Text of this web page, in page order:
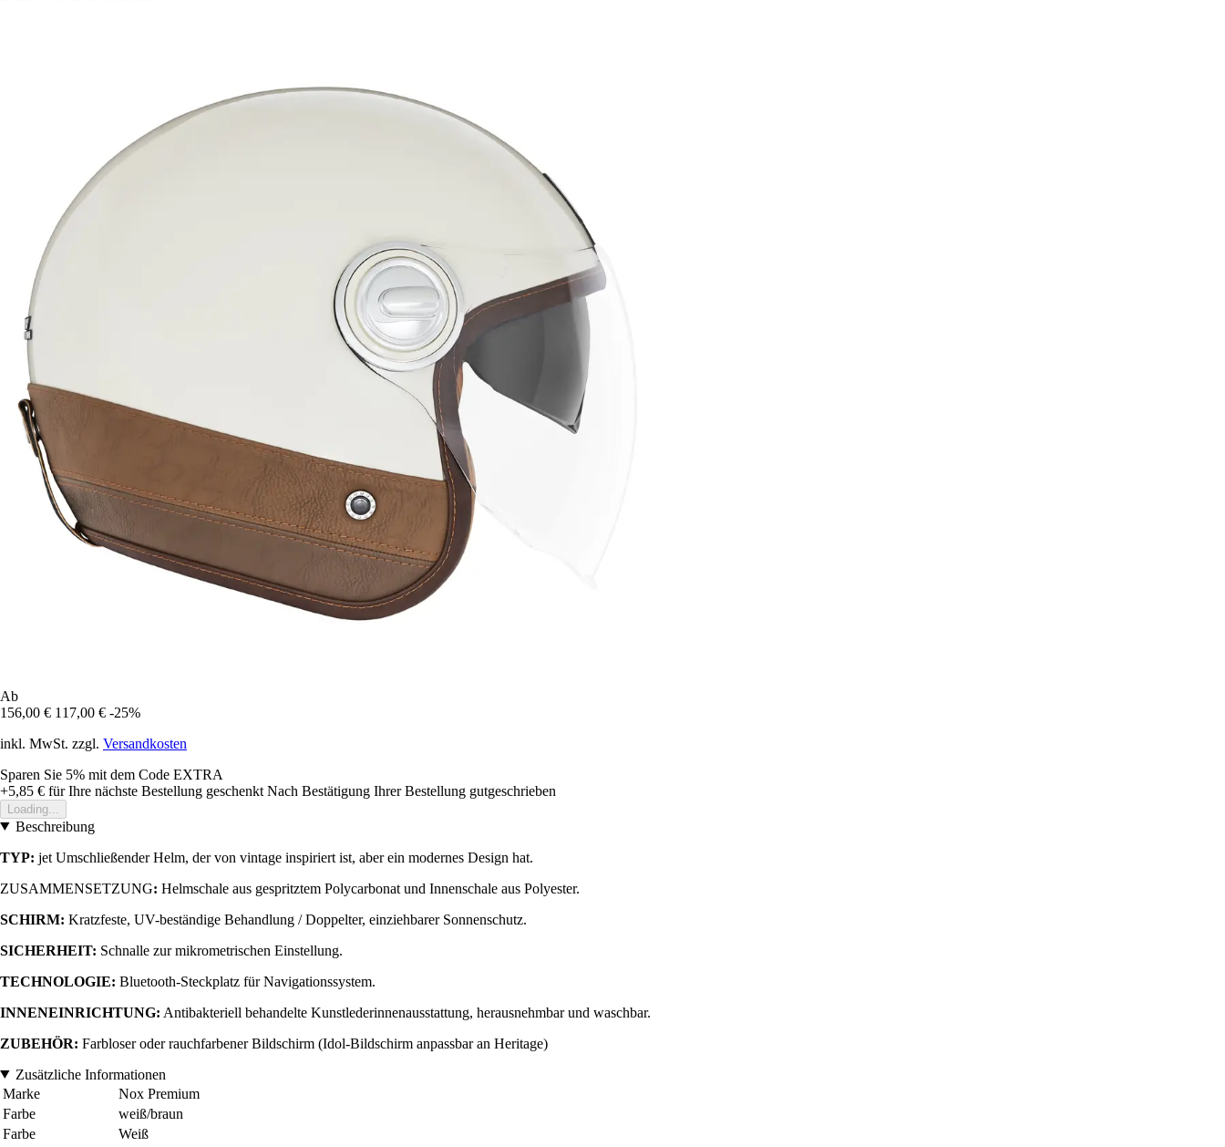
Ab
156,00 € 117,00 € -25%
inkl. MwSt. zzgl. Versandkosten
Sparen Sie 5% mit dem Code EXTRA
+5,85 € für Ihre nächste Bestellung geschenkt Nach Bestätigung Ihrer Bestellung gutgeschrieben
Loading...
Beschreibung
TYP: jet Umschließender Helm, der von vintage inspiriert ist, aber ein modernes Design hat.
ZUSAMMENSETZUNG: Helmschale aus gespritztem Polycarbonat und Innenschale aus Polyester.
SCHIRM: Kratzfeste, UV-beständige Behandlung / Doppelter, einziehbarer Sonnenschutz.
SICHERHEIT: Schnalle zur mikrometrischen Einstellung.
TECHNOLOGIE: Bluetooth-Steckplatz für Navigationssystem.
INNENEINRICHTUNG: Antibakteriell behandelte Kunstlederinnenausstattung, herausnehmbar und waschbar.
ZUBEHÖR: Farbloser oder rauchfarbener Bildschirm (Idol-Bildschirm anpassbar an Heritage)
Zusätzliche Informationen
Marke
Nox Premium
Farbe
weiß/braun
Farbe
Weiß